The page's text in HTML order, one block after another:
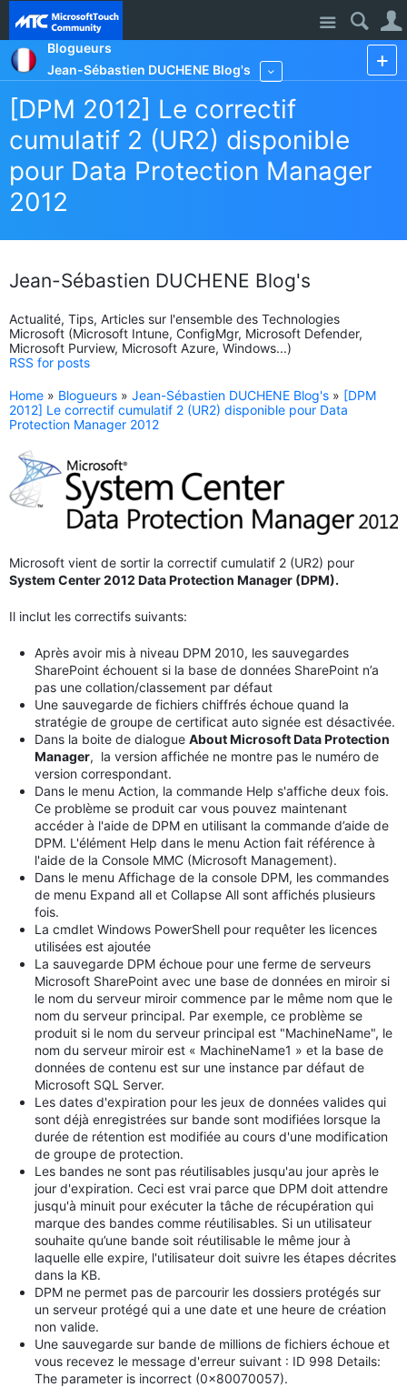
Site
Blogueurs
Jean-Sébastien DUCHENE Blog's
[DPM 2012] Le correctif
cumulatif 2 (UR2) disponible
pour Data Protection Manager
2012
Jean-Sébastien DUCHENE Blog's
Actualité, Tips, Articles sur l'ensemble des Technologies
Microsoft (Microsoft Intune, ConfigMgr, Microsoft Defender,
Microsoft Purview, Microsoft Azure, Windows...)
RSS for posts
Home » Blogueurs » Jean-Sébastien DUCHENE Blog's » [DPM
2012] Le correctif cumulatif 2 (UR2) disponible pour Data
Protection Manager 2012
Microsoft vient de sortir la correctif cumulatif 2 (UR2) pour
System Center 2012 Data Protection Manager (DPM).
Il inclut les correctifs suivants:
Après avoir mis à niveau DPM 2010, les sauvegardes
SharePoint échouent si la base de données SharePoint n’a
pas une collation/classement par défaut
Une sauvegarde de fichiers chiffrés échoue quand la
stratégie de groupe de certificat auto signée est désactivée.
Dans la boite de dialogue About Microsoft Data Protection
Manager, la version affichée ne montre pas le numéro de
version correspondant.
Dans le menu Action, la commande Help s'affiche deux fois.
Ce problème se produit car vous pouvez maintenant
accéder à l'aide de DPM en utilisant la commande d’aide de
DPM. L'élément Help dans le menu Action fait référence à
l'aide de la Console MMC (Microsoft Management).
Dans le menu Affichage de la console DPM, les commandes
de menu Expand all et Collapse All sont affichés plusieurs
fois.
La cmdlet Windows PowerShell pour requêter les licences
utilisées est ajoutée
La sauvegarde DPM échoue pour une ferme de serveurs
Microsoft SharePoint avec une base de données en miroir si
le nom du serveur miroir commence par le même nom que le
nom du serveur principal. Par exemple, ce problème se
produit si le nom du serveur principal est "MachineName", le
nom du serveur miroir est « MachineName1 » et la base de
données de contenu est sur une instance par défaut de
Microsoft SQL Server.
Les dates d'expiration pour les jeux de données valides qui
sont déjà enregistrées sur bande sont modifiées lorsque la
durée de rétention est modifiée au cours d'une modification
de groupe de protection.
Les bandes ne sont pas réutilisables jusqu'au jour après le
jour d'expiration. Ceci est vrai parce que DPM doit attendre
jusqu'à minuit pour exécuter la tâche de récupération qui
marque des bandes comme réutilisables. Si un utilisateur
souhaite qu’une bande soit réutilisable le même jour à
laquelle elle expire, l'utilisateur doit suivre les étapes décrites
dans la KB.
DPM ne permet pas de parcourir les dossiers protégés sur
un serveur protégé qui a une date et une heure de création
non valide.
Une sauvegarde sur bande de millions de fichiers échoue et
vous recevez le message d'erreur suivant : ID 998 Details:
The parameter is incorrect (0x80070057).